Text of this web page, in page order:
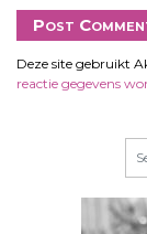
Deze site gebruikt
reactie gegevens